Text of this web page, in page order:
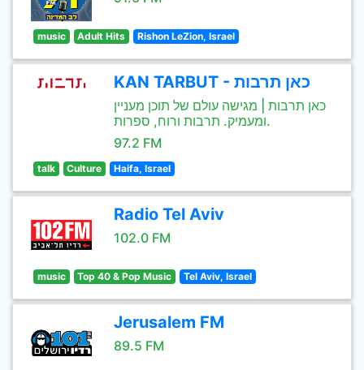
music Adult Hits Rishon LeZion, Israel
KAN TARBUT - כאן תרבות
כאן תרבות | מגישה עולם של תוכן מעניין
ומעמיק. תרבות ורוח, ספרות.
97.2 FM
talk Culture Haifa, Israel
Radio Tel Aviv
102.0 FM
music Top 40 & Pop Music Tel Aviv, Israel
Jerusalem FM
89.5 FM